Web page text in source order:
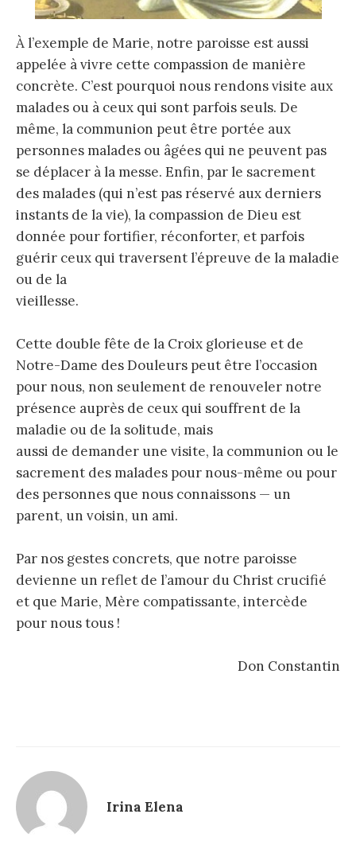
À l’exemple de Marie, notre paroisse est aussi
appelée à vivre cette compassion de manière
concrète. C’est pourquoi nous rendons visite aux
malades ou à ceux qui sont parfois seuls. De
même, la communion peut être portée aux
personnes malades ou âgées qui ne peuvent pas
se déplacer à la messe. Enfin, par le sacrement
des malades (qui n’est pas réservé aux derniers
instants de la vie), la compassion de Dieu est
donnée pour fortifier, réconforter, et parfois
guérir ceux qui traversent l’épreuve de la maladie
ou de la
vieillesse.
Cette double fête de la Croix glorieuse et de
Notre-Dame des Douleurs peut être l’occasion
pour nous, non seulement de renouveler notre
présence auprès de ceux qui souffrent de la
maladie ou de la solitude, mais
aussi de demander une visite, la communion ou le
sacrement des malades pour nous-même ou pour
des personnes que nous connaissons — un
parent, un voisin, un ami.
Par nos gestes concrets, que notre paroisse
devienne un reflet de l’amour du Christ crucifié
et que Marie, Mère compatissante, intercède
pour nous tous !
Don Constantin
Irina Elena